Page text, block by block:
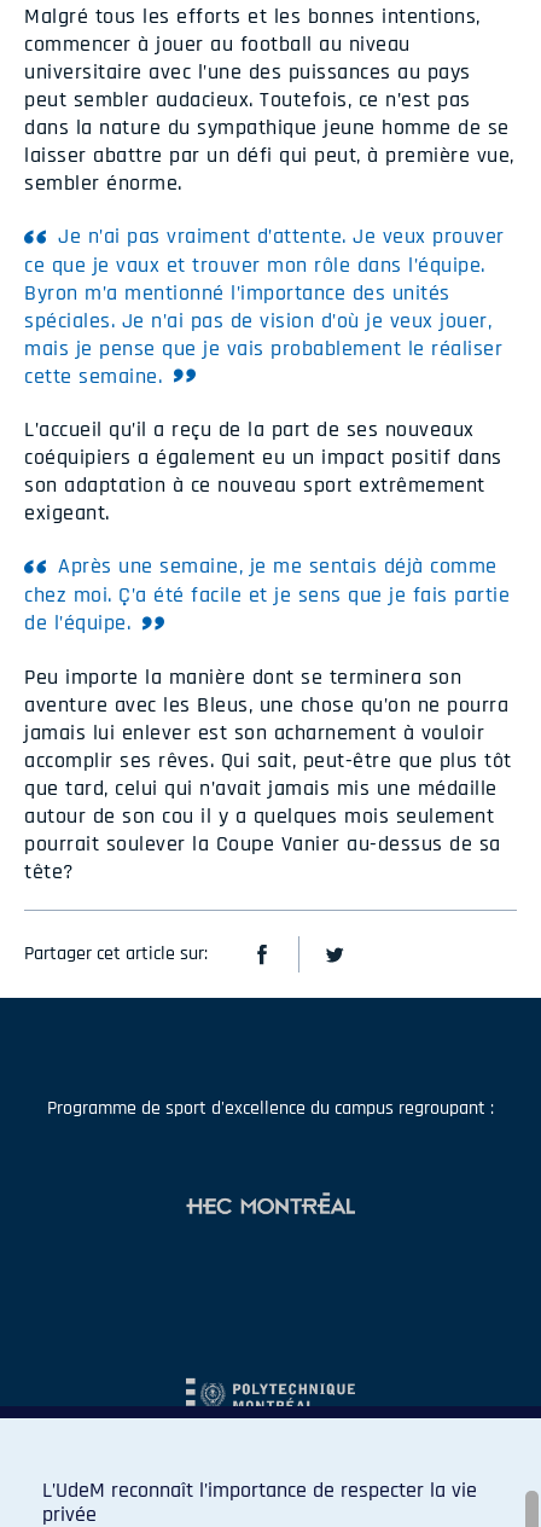
Malgré tous les efforts et les bonnes intentions,
commencer à jouer au football au niveau
universitaire avec l’une des puissances au pays
peut sembler audacieux. Toutefois, ce n’est pas
dans la nature du sympathique jeune homme de se
laisser abattre par un défi qui peut, à première vue,
sembler énorme.
Je n’ai pas vraiment d’attente. Je veux prouver
ce que je vaux et trouver mon rôle dans l’équipe.
Byron m’a mentionné l’importance des unités
spéciales. Je n’ai pas de vision d’où je veux jouer,
mais je pense que je vais probablement le réaliser
cette semaine.
L’accueil qu’il a reçu de la part de ses nouveaux
coéquipiers a également eu un impact positif dans
son adaptation à ce nouveau sport extrêmement
exigeant.
Après une semaine, je me sentais déjà comme
chez moi. Ç’a été facile et je sens que je fais partie
de l’équipe.
Peu importe la manière dont se terminera son
aventure avec les Bleus, une chose qu’on ne pourra
jamais lui enlever est son acharnement à vouloir
accomplir ses rêves. Qui sait, peut-être que plus tôt
que tard, celui qui n’avait jamais mis une médaille
autour de son cou il y a quelques mois seulement
pourrait soulever la Coupe Vanier au-dessus de sa
tête?
Partager cet article sur:
Programme de sport d'excellence du campus regroupant :
L’UdeM reconnaît l’importance de respecter la vie
privée